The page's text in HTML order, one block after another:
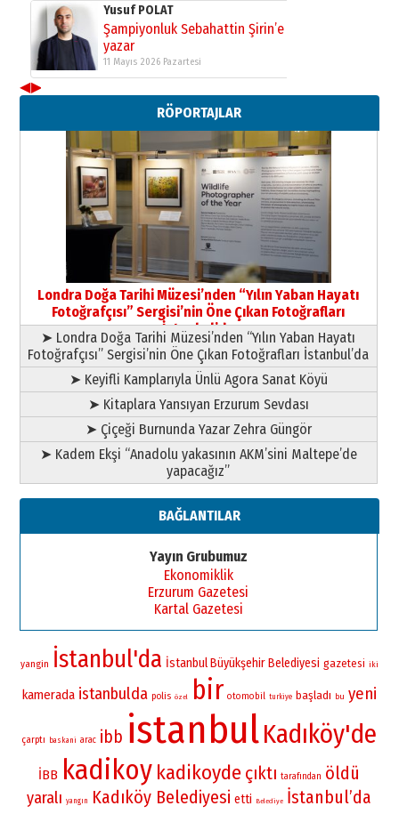
Yusuf POLAT
Şampiyonluk Sebahattin Şirin’e
yazar
11 Mayıs 2026 Pazartesi
Neşat YALÇIN
Paranın Aile Kültüründeki Yeri
03 Ağustos 2026 Pazartesi
Yıldırım Gündoğdu
HAVVA’NIN ÜÇ KIZI
09 Temmuz 2026 Perşembe
Yusuf POLAT
Şampiyonluk Sebahattin Şirin’e
yazar
11 Mayıs 2026 Pazartesi
◀▶
RÖPORTAJLAR
Londra Doğa Tarihi Müzesi’nden “Yılın Yaban Hayatı
Fotoğrafçısı” Sergisi’nin Öne Çıkan Fotoğrafları
İstanbul’da
➤ Londra Doğa Tarihi Müzesi’nden “Yılın Yaban Hayatı
Fotoğrafçısı” Sergisi’nin Öne Çıkan Fotoğrafları İstanbul’da
➤ Keyifli Kamplarıyla Ünlü Agora Sanat Köyü
➤ Kitaplara Yansıyan Erzurum Sevdası
➤ Çiçeği Burnunda Yazar Zehra Güngör
➤ Kadem Ekşi “Anadolu yakasının AKM’sini Maltepe’de
yapacağız”
BAĞLANTILAR
Yayın Grubumuz
Ekonomiklik
Erzurum Gazetesi
Kartal Gazetesi
yangin İstanbul'da İstanbul Büyükşehir Belediyesi gazetesi iki
kamerada istanbulda polis özel bir otomobil turkiye başladı bu yeni
çarptı baskani arac ibb istanbulKadıköy'de
İBB kadikoy kadikoyde çıktı tarafından öldü
yaralı yangın Kadıköy Belediyesi etti Belediye İstanbul’da